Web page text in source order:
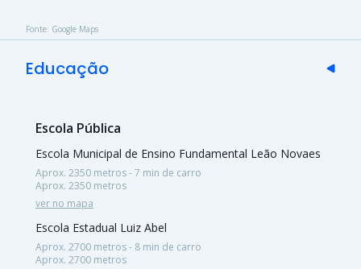
Fonte: Google Maps
Educação
Escola Pública
Escola Municipal de Ensino Fundamental Leão Novaes
Aprox. 2350 metros - 7 min de carro
Aprox. 2350 metros
ver no mapa
Escola Estadual Luiz Abel
Aprox. 2700 metros - 8 min de carro
Aprox. 2700 metros